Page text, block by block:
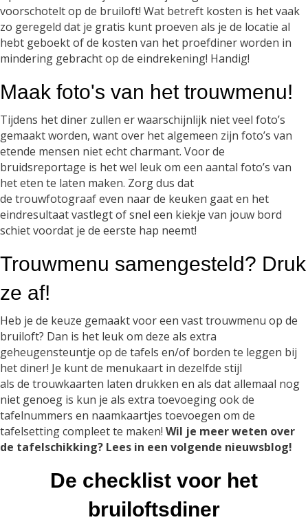
voorschotelt op de bruiloft! Wat betreft kosten is het vaak
zo geregeld dat je gratis kunt proeven als je de locatie al
hebt geboekt of de kosten van het proefdiner worden in
mindering gebracht op de eindrekening! Handig!
Maak foto's van het trouwmenu!
Tijdens het diner zullen er waarschijnlijk niet veel foto’s
gemaakt worden, want over het algemeen zijn foto’s van
etende mensen niet echt charmant. Voor de
bruidsreportage is het wel leuk om een aantal foto’s van
het eten te laten maken. Zorg dus dat
de trouwfotograaf even naar de keuken gaat en het
eindresultaat vastlegt of snel een kiekje van jouw bord
schiet voordat je de eerste hap neemt!
Trouwmenu samengesteld? Druk
ze af!
Heb je de keuze gemaakt voor een vast trouwmenu op de
bruiloft? Dan is het leuk om deze als extra
geheugensteuntje op de tafels en/of borden te leggen bij
het diner! Je kunt de menukaart in dezelfde stijl
als de trouwkaarten laten drukken en als dat allemaal nog
niet genoeg is kun je als extra toevoeging ook de
tafelnummers en naamkaartjes toevoegen om de
tafelsetting compleet te maken! Wil je meer weten over
de tafelschikking? Lees in een volgende nieuwsblog!
De checklist voor het
bruiloftsdiner